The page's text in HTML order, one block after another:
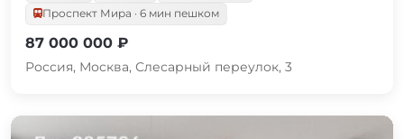
Проспект Мира · 6 мин пешком
87 000 000 ₽
Россия, Москва, Слесарный переулок, 3